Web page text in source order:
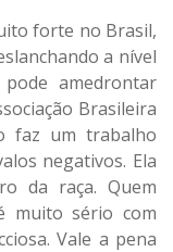
forte no Brasil,
a nível
amedrontar
Brasileira
faz um trabalho
negativos. Ela
da raça. Quem
muito sério com
Vale a pena